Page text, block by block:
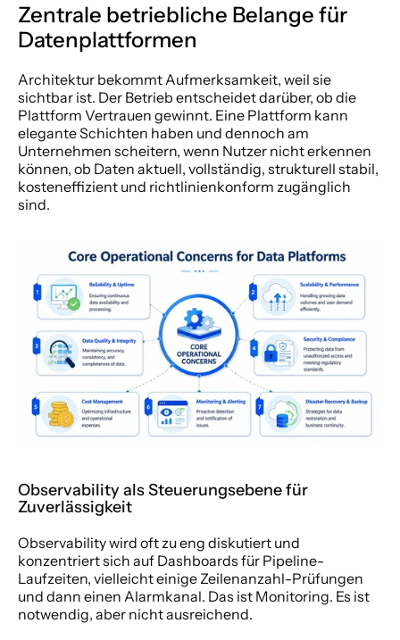
Zentrale betriebliche Belange für
Datenplattformen
Architektur bekommt Aufmerksamkeit, weil sie
sichtbar ist. Der Betrieb entscheidet darüber, ob die
Plattform Vertrauen gewinnt. Eine Plattform kann
elegante Schichten haben und dennoch am
Unternehmen scheitern, wenn Nutzer nicht erkennen
können, ob Daten aktuell, vollständig, strukturell stabil,
kosteneffizient und richtlinienkonform zugänglich
sind.
Observability als Steuerungsebene für
Zuverlässigkeit
Observability wird oft zu eng diskutiert und
konzentriert sich auf Dashboards für Pipeline-
Laufzeiten, vielleicht einige Zeilenanzahl-Prüfungen
und dann einen Alarmkanal. Das ist Monitoring. Es ist
notwendig, aber nicht ausreichend.